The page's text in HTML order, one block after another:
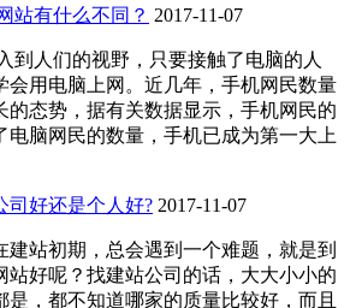
站有什么不同？ 2017-11-07
到人们的视野，只要接触了电脑的人
会用电脑上网。近几年，手机网民数量
的态势，据有关数据显示，手机网民的
电脑网民的数量，手机已成为第一大上
司好还是个人好? 2017-11-07
建站初期，总会遇到一个难题，就是到
站好呢？找建站公司的话，大大小小的
是，都不知道哪家的质量比较好，而且